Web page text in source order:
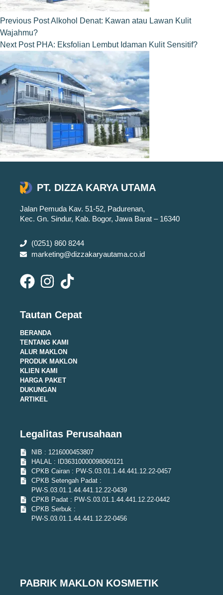
Previous PostAlkohol Denat: Kawan atau Lawan Kulit
Wajahmu?
Next Post PHA: Eksfolian Lembut Idaman Kulit Sensitif?
PT. DIZZA KARYA UTAMA
Jalan Pemuda Kav. 51-52, Padurenan,
Kec. Gn. Sindur, Kab. Bogor, Jawa Barat – 16340
(0251) 860 8244
marketing@dizzakaryautama.co.id
Tautan Cepat
BERANDA
TENTANG KAMI
ALUR MAKLON
PRODUK MAKLON
KLIEN KAMI
HARGA PAKET
DUKUNGAN
ARTIKEL
Legalitas Perusahaan
NIB : 1216000453807
HALAL : ID36310000098060121
CPKB Cairan : PW-S.03.01.1.44.441.12.22-0457
CPKB Setengah Padat :
PW-S.03.01.1.44.441.12.22-0439
CPKB Padat : PW-S.03.01.1.44.441.12.22-0442
CPKB Serbuk :
PW-S.03.01.1.44.441.12.22-0456
PABRIK MAKLON KOSMETIK